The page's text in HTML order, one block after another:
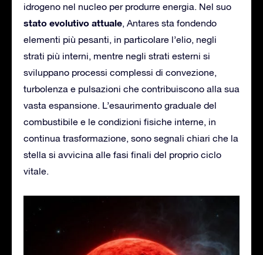
idrogeno nel nucleo per produrre energia. Nel suo
stato evolutivo attuale, Antares sta fondendo
elementi più pesanti, in particolare l’elio, negli
strati più interni, mentre negli strati esterni si
sviluppano processi complessi di convezione,
turbolenza e pulsazioni che contribuiscono alla sua
vasta espansione. L’esaurimento graduale del
combustibile e le condizioni fisiche interne, in
continua trasformazione, sono segnali chiari che la
stella si avvicina alle fasi finali del proprio ciclo
vitale.